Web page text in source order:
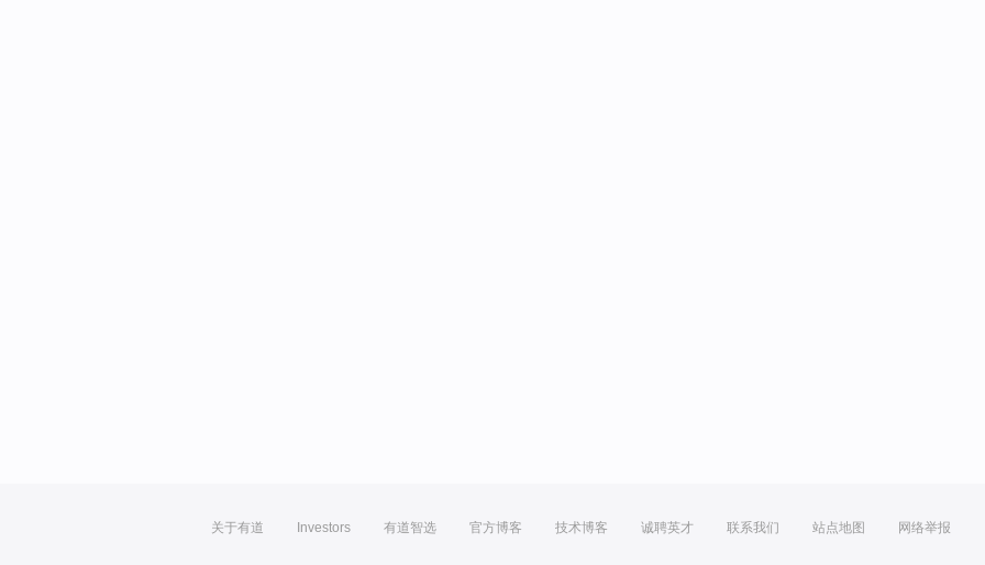
关于有道 Investors 有道智选 官方博客 技术博客 诚聘英才 联系我们 站点地图 网络举报